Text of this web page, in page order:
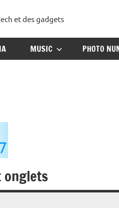
et des gadgets
MUSIC PHOTO
onglets